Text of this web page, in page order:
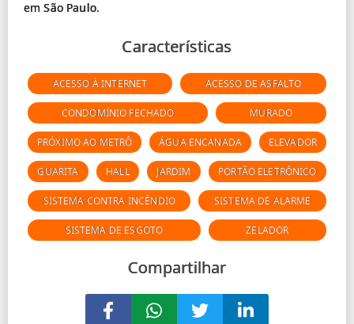
Características
ACESSO À INTERNET ACESSO DE ASFALTO
CONDOMÍNIO FECHADO MURADO
PRÓXIMO AO METRÔ ÁGUA ENCANADA ELEVADOR
GUARITA HALL JARDIM PORTÃO ELETRÔNICO
SISTEMA CONTRA INCÊNDIO SISTEMA DE ALARME
SISTEMA DE ESGOTO ZELADOR
Compartilhar